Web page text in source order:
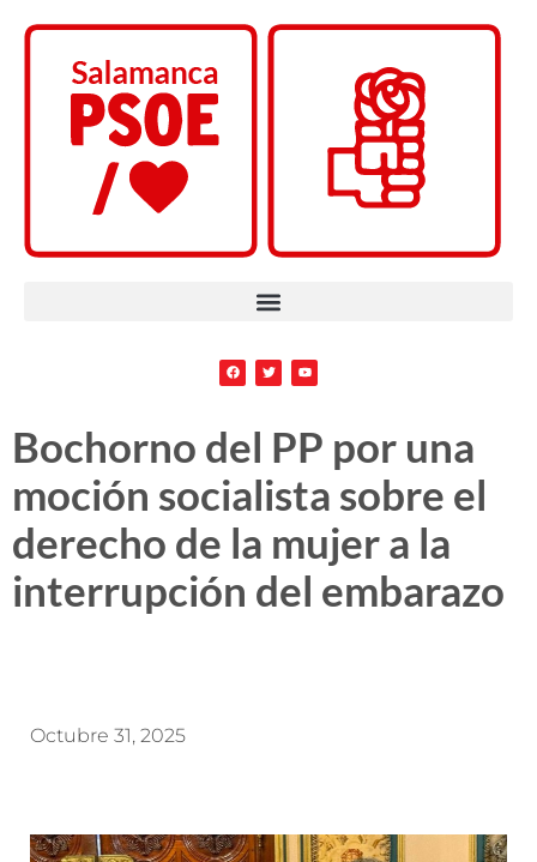
Bochorno del PP por una
moción socialista sobre el
derecho de la mujer a la
interrupción del embarazo
Octubre 31, 2025